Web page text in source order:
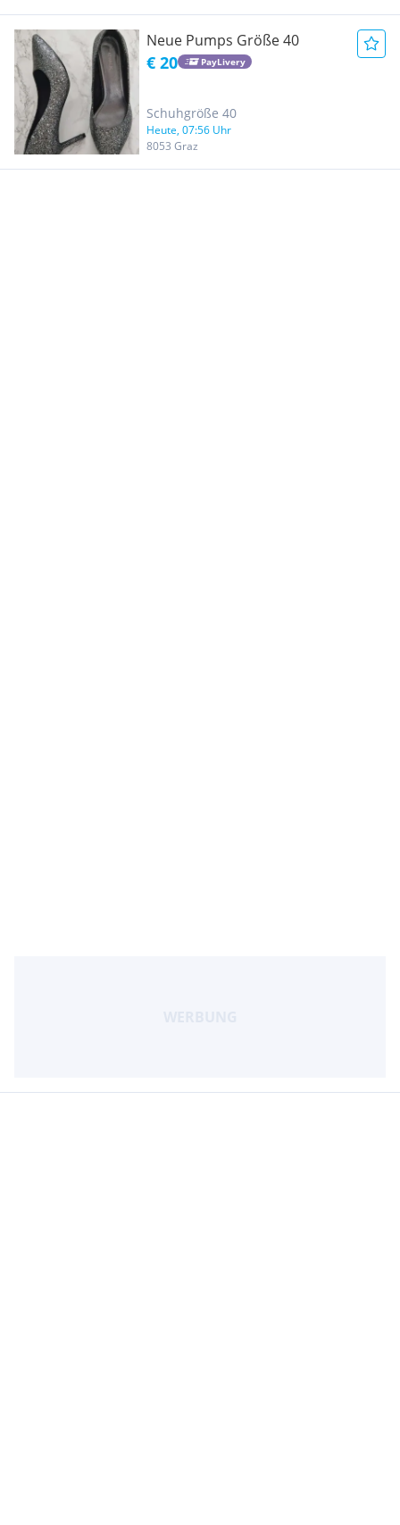
Neue Pumps Größe 40
€ 20 PayLivery
Schuhgröße 40
Heute, 07:56 Uhr
8053 Graz